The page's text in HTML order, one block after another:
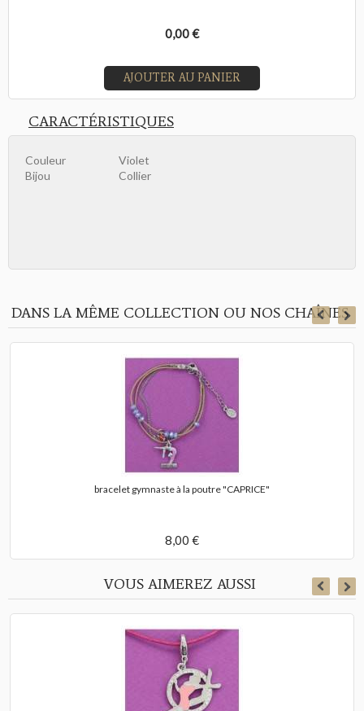
0,00 €
AJOUTER AU PANIER
CARACTÉRISTIQUES
Couleur
Violet
Bijou
Collier
DANS LA MÊME COLLECTION OU NOS CHAÎNES
bracelet gymnaste à la poutre "CAPRICE"
8,00 €
VOUS AIMEREZ AUSSI